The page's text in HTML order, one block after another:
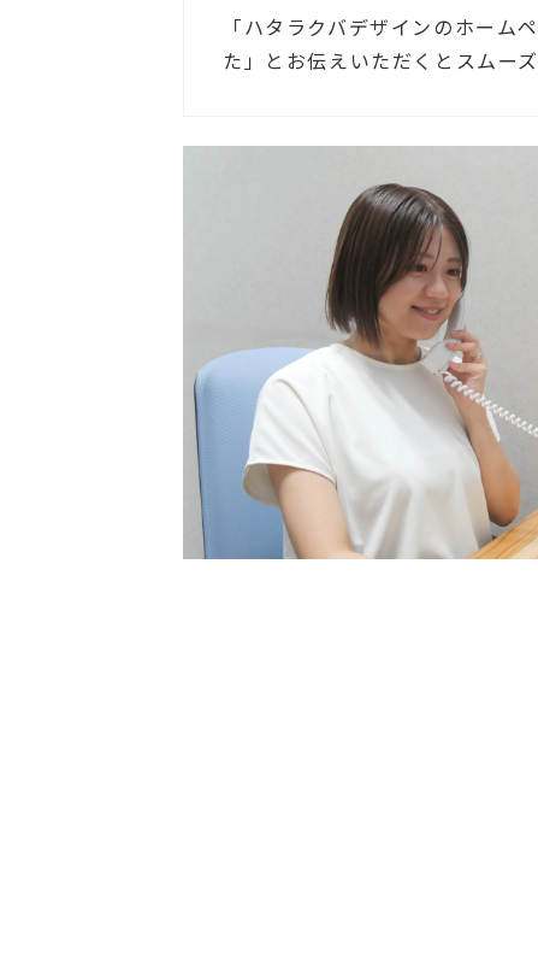
「ハタラクバデザインのホーム
た」とお伝えいただくとスムーズ